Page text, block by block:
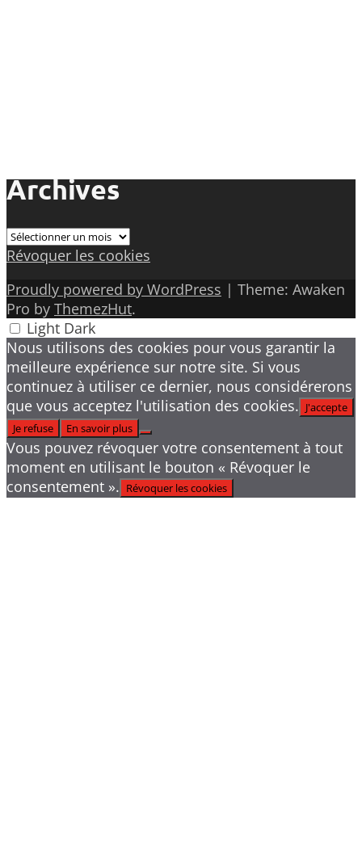
Archives
Archives
Révoquer les cookies
Proudly powered by WordPress | Theme: Awaken
Pro by ThemezHut.
Light Dark
Nous utilisons des cookies pour vous garantir la
meilleure expérience sur notre site. Si vous
continuez à utiliser ce dernier, nous considérerons
que vous acceptez l'utilisation des cookies. J'accepte
Je refuse
En savoir plus
Vous pouvez révoquer votre consentement à tout
moment en utilisant le bouton « Révoquer le
consentement ». Révoquer les cookies